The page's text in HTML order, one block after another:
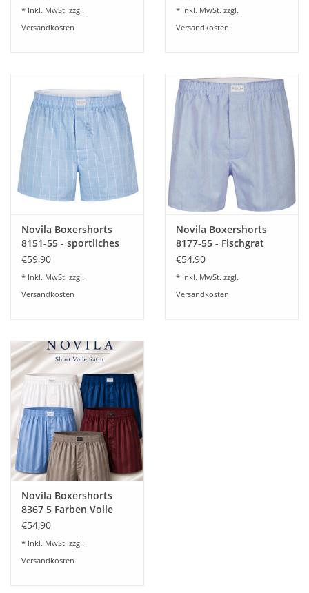
* Inkl. MwSt. zzgl.
Versandkosten
* Inkl. MwSt. zzgl.
Versandkosten
Novila Boxershorts
8151-55 - sportliches
Satin Karo
€59,90
* Inkl. MwSt. zzgl.
Versandkosten
Novila Boxershorts
8177-55 - Fischgrat
Design
€54,90
* Inkl. MwSt. zzgl.
Versandkosten
Novila Boxershorts
8367 5 Farben Voile
Satin
€54,90
* Inkl. MwSt. zzgl.
Versandkosten